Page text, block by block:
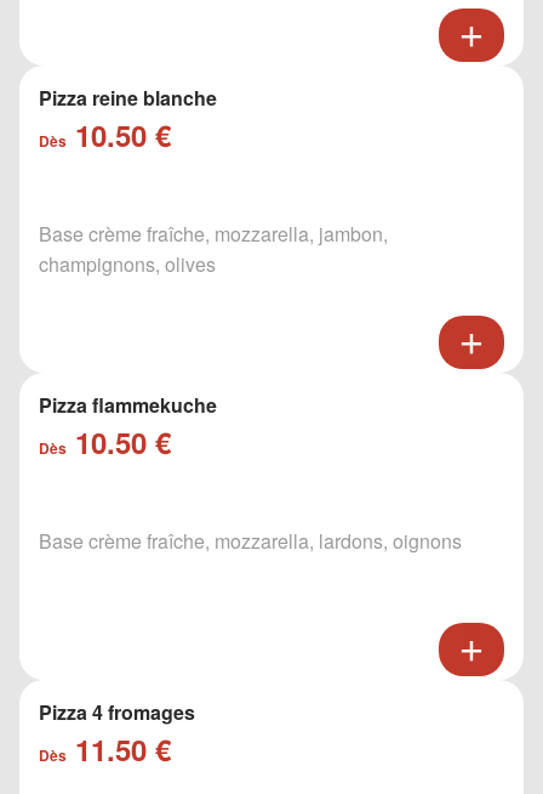
Pizza reine blanche
Dès 10.50 €
Base crème fraîche, mozzarella, jambon,
champignons, olives
Pizza flammekuche
Dès 10.50 €
Base crème fraîche, mozzarella, lardons, oignons
Pizza 4 fromages
Dès 11.50 €